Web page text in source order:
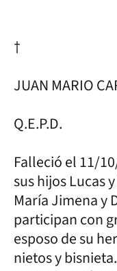
†
JUAN MARIO
Q.E.P.D.
Falleció el 11/
sus hijos Lucas
María Jimena y
participan con
esposo de su
nietos y